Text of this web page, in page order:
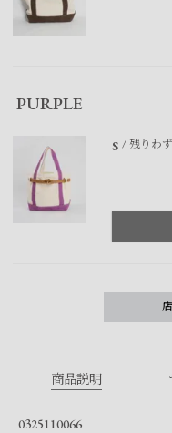
PURPLE
S 残りわ
商品説明
0325110066